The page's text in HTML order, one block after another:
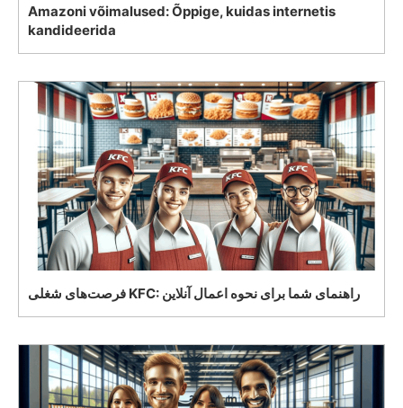
Amazoni võimalused: Õppige, kuidas internetis
kandideerida
فرصت‌های شغلی KFC: راهنمای شما برای نحوه اعمال آنلاین